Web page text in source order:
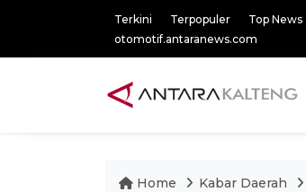
Terkini Terpopuler Top News
otomotif.antaranews.com
Home Kabar Daerah